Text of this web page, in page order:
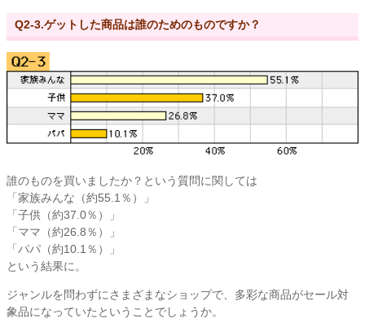
Q2-3.ゲットした商品は誰のためのものですか？
誰のものを買いましたか？という質問に関しては
「家族みんな（約55.1％）」
「子供（約37.0％）」
「ママ（約26.8％）」
「パパ（約10.1％）」
という結果に。
ジャンルを問わずにさまざまなショップで、多彩な商品がセール対
象品になっていたということでしょうか。